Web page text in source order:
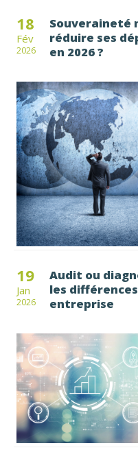
18
Fév
2026
Souveraineté
réduire ses
en 2026 ?
19
Jan
2026
Audit ou
les
entreprise